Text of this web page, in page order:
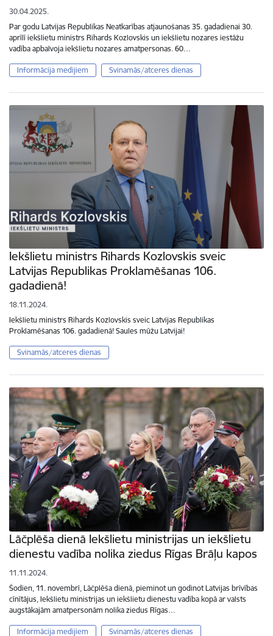
30.04.2025.
Par godu Latvijas Republikas Neatkarības atjaunošanas 35. gadadienai 30.
aprīlī iekšlietu ministrs Rihards Kozlovskis un iekšlietu nozares iestāžu
vadība apbalvoja iekšlietu nozares amatpersonas. 60…
Informācija medijiem Svinamās/atceres dienas
Iekšlietu ministrs Rihards Kozlovskis sveic
Latvijas Republikas Proklamēšanas 106.
gadadienā!
18.11.2024.
Iekšlietu ministrs Rihards Kozlovskis sveic Latvijas Republikas
Proklamēšanas 106. gadadienā! Saules mūžu Latvijai!
Svinamās/atceres dienas
Lāčplēša dienā Iekšlietu ministrijas un iekšlietu
dienestu vadība nolika ziedus Rīgas Brāļu kapos
11.11.2024.
Šodien, 11. novembrī, Lāčplēša dienā, pieminot un godinot Latvijas brīvības
cīnītājus, Iekšlietu ministrijas un iekšlietu dienestu vadība kopā ar valsts
augstākajām amatpersonām nolika ziedus Rīgas…
Informācija medijiem Svinamās/atceres dienas